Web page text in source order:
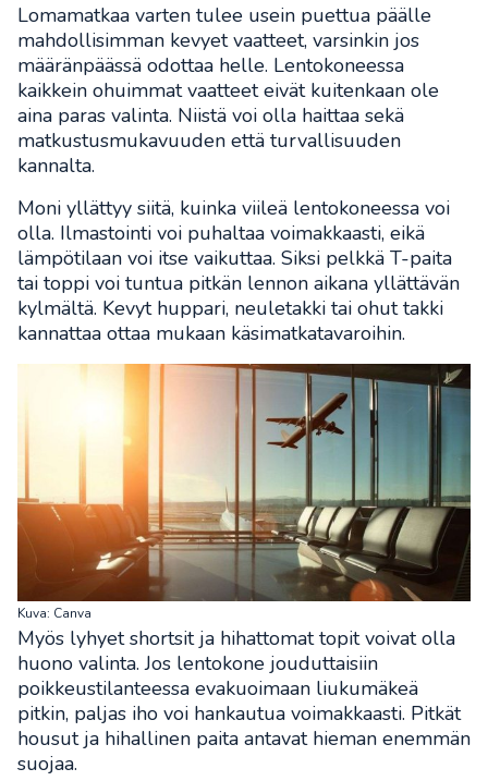
Lomamatkaa varten tulee usein puettua päälle
mahdollisimman kevyet vaatteet, varsinkin jos
määränpäässä odottaa helle. Lentokoneessa
kaikkein ohuimmat vaatteet eivät kuitenkaan ole
aina paras valinta. Niistä voi olla haittaa sekä
matkustusmukavuuden että turvallisuuden
kannalta.
Moni yllättyy siitä, kuinka viileä lentokoneessa voi
olla. Ilmastointi voi puhaltaa voimakkaasti, eikä
lämpötilaan voi itse vaikuttaa. Siksi pelkkä T-paita
tai toppi voi tuntua pitkän lennon aikana yllättävän
kylmältä. Kevyt huppari, neuletakki tai ohut takki
kannattaa ottaa mukaan käsimatkatavaroihin.
Kuva: Canva
Myös lyhyet shortsit ja hihattomat topit voivat olla
huono valinta. Jos lentokone jouduttaisiin
poikkeustilanteessa evakuoimaan liukumäkeä
pitkin, paljas iho voi hankautua voimakkaasti. Pitkät
housut ja hihallinen paita antavat hieman enemmän
suojaa.